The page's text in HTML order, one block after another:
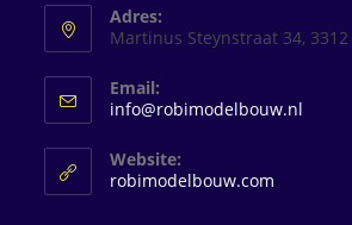
Adres:
Martinus Steynstraat 34,
Email:
info@robimodelbouw.nl
Website:
robimodelbouw.com